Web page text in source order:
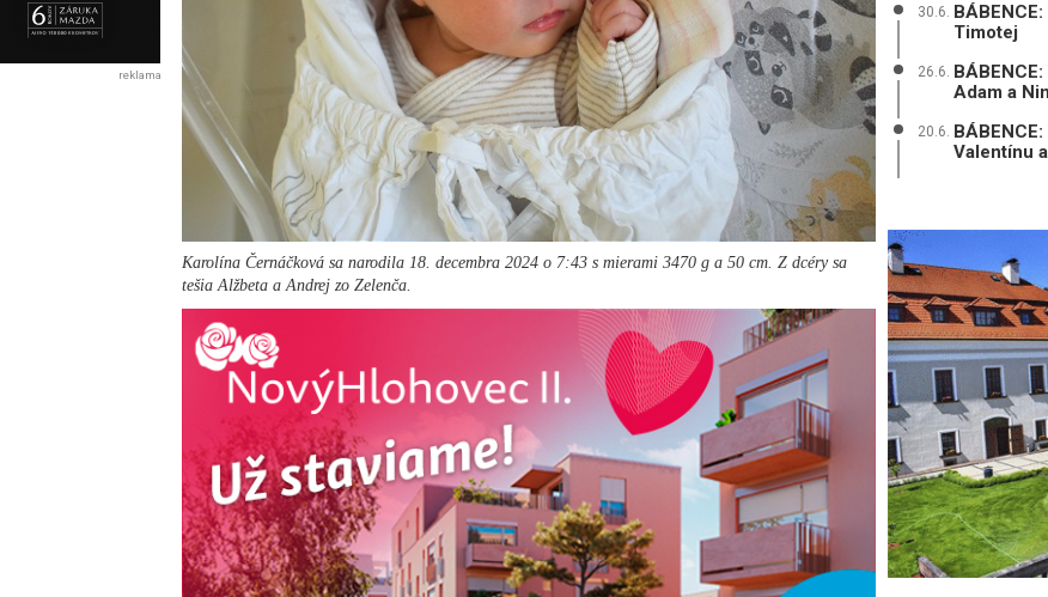
Karolína Černáčková sa narodila 18. decembra 2024 o 7:43 s mierami 3470 g a 50 cm. Z dcéry sa
tešia Alžbeta a Andrej zo Zelenča.
30.6.
Timotej
26.6.
Adam a
20.6.
Valentínu
reklama